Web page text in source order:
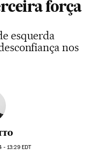
força
esquerda
nos
- 13:29EDT